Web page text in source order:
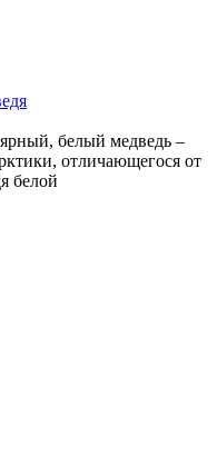
белый медведь –
отличающегося от
белой